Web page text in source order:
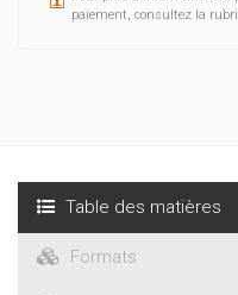
paiement, consultez la
Table des matières
Formats